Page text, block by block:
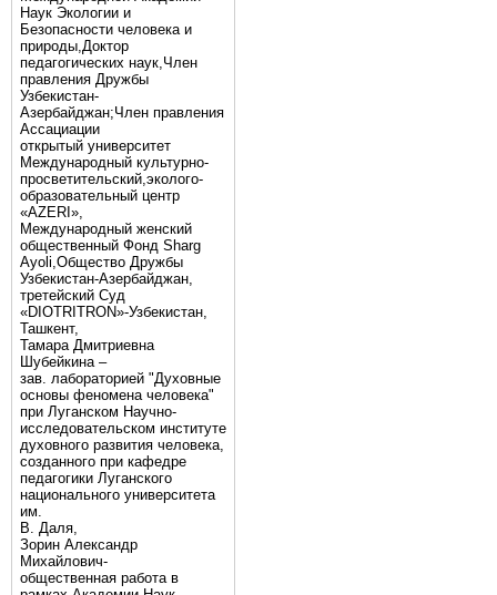
Наук Экологии и
Безопасности человека и
природы,Доктор
педагогических наук,Член
правления Дружбы
Узбекистан-
Азербайджан;Член правления
Ассациации
открытый университет
Международный культурно-
просветительский,эколого-
образовательный центр
«AZERI»,
Mеждународный женский
общественный Фонд Sharg
Аyoli,Общество Дружбы
Узбекистан-Азербайджан,
третейский Суд
«DIOTRITRON»-Узбекистан,
Ташкент,
Тамара Дмитриевна
Шубейкина –
зав. лабораторией "Духовные
основы феномена человека"
при Луганском Научно-
исследовательском институте
духовного развития человека,
созданного при кафедре
педагогики Луганского
национального университета
им.
В. Даля,
Зорин Александр
Михайлович-
общественная работа в